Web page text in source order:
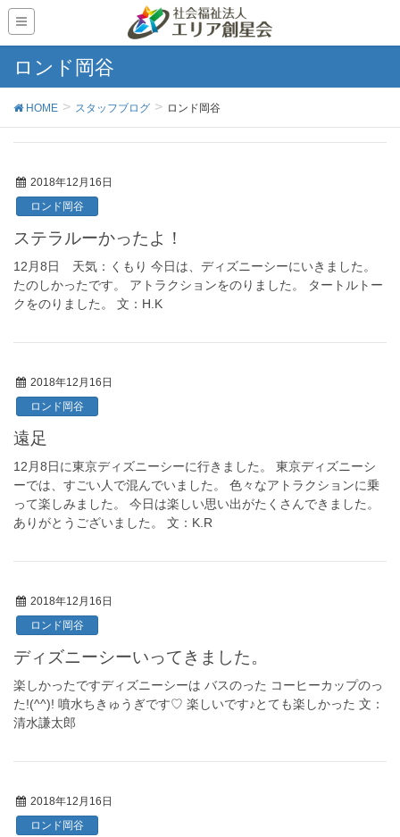
ロンド岡谷
HOME スタッフブログ ロンド岡谷
2018年12月16日
ロンド岡谷
ステラルーかったよ！
12月8日 天気：くもり 今日は、ディズニーシーにいきました。
たのしかったです。 アトラクションをのりました。 タートルトー
クをのりました。 文：H.K
2018年12月16日
ロンド岡谷
遠足
12月8日に東京ディズニーシーに行きました。 東京ディズニーシ
ーでは、すごい人で混んでいました。 色々なアトラクションに乗
って楽しみました。 今日は楽しい思い出がたくさんできました。
ありがとうございました。 文：K.R
2018年12月16日
ロンド岡谷
ディズニーシーいってきました。
楽しかったですディズニーシーは バスのった コーヒーカップのっ
た!(^^)! 噴水ちきゅうぎです♡ 楽しいです♪とても楽しかった 文：
清水謙太郎
2018年12月16日
ロンド岡谷